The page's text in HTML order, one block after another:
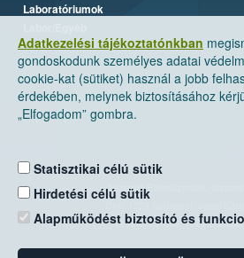
Adatkezelési tájékoztatónkban
gondoskodunk személyes adatai
cookie-kat (sütiket) használ a jobb
érdekében, melynek biztosításához
„Elfogadom” gombra.
Statisztikai célú sütik
Hirdetési célú sütik
Alapműködést biztosító és
Laboratóriumok
Nemzeti Élelmiszerlánc-
Levelezési cím: 1525